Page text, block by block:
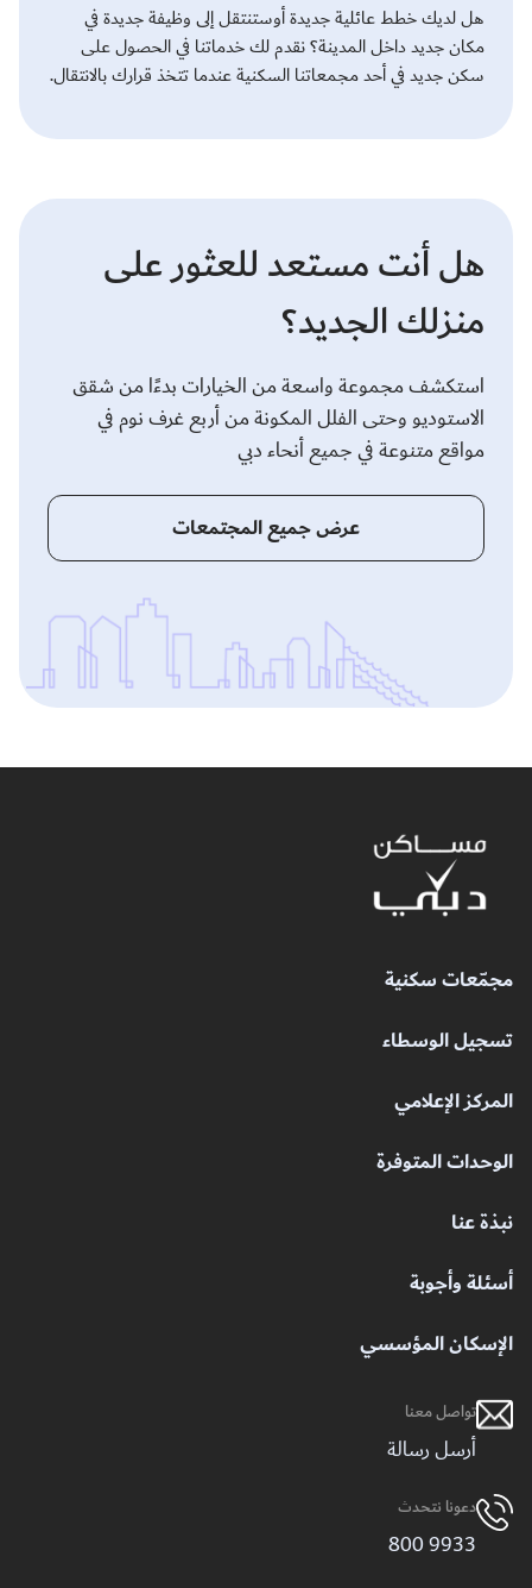
هل لديك خطط عائلية جديدة أوستنتقل إلى وظيفة جديدة في
مكان جديد داخل المدينة؟ نقدم لك خدماتنا في الحصول على
سكن جديد في أحد مجمعاتنا السكنية عندما تتخذ قرارك بالانتقال.
هل أنت مستعد للعثور على
منزلك الجديد؟
استكشف مجموعة واسعة من الخيارات بدءًا من شقق
الاستوديو وحتى الفلل المكونة من أربع غرف نوم في
مواقع متنوعة في جميع أنحاء دبي
عرض جميع المجتمعات
مجمّعات سكنية
تسجيل الوسطاء
المركز الإعلامي
الوحدات المتوفرة
نبذة عنا
أسئلة وأجوبة
الإسكان المؤسسي
تواصل معنا
أرسل رسالة
دعونا نتحدث
9933 800